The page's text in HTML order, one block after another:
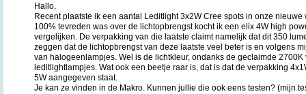
Hallo,
Recent plaatste ik een aantal Leditlight 3x2W Cree spots in onze
100% tevreden was over de lichtopbrengst kocht ik een elix 4W high
vergelijken. De verpakking van die laatste claimt namelijk dat dit 350
zeggen dat de lichtopbrengst van deze laatste veel beter is en volgens
van halogeenlampjes. Wel is de lichtkleur, ondanks de geclaimde 2700K
leditlightlampjes. Wat ook een beetje raar is, dat is dat de verpakking
5W aangegeven staat.
Je kan ze vinden in de Makro. Kunnen jullie die ook eens testen? (mijn